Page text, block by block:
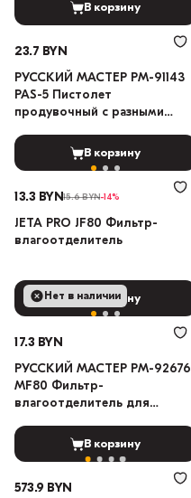
В корзину
23.7 BYN
РУССКИЙ МАСТЕР РМ-91143
PAS-5 Пистолет
продувочный с разными
В корзину
13.3 BYN15.6 BYN-14%
JETA PRO JF80 Фильтр-
влагоотделитель
В корзину
Нет в наличии
17.3 BYN
РУССКИЙ МАСТЕР РМ-92676
MF80 Фильтр-
влагоотделитель для
В корзину
573.9 BYN